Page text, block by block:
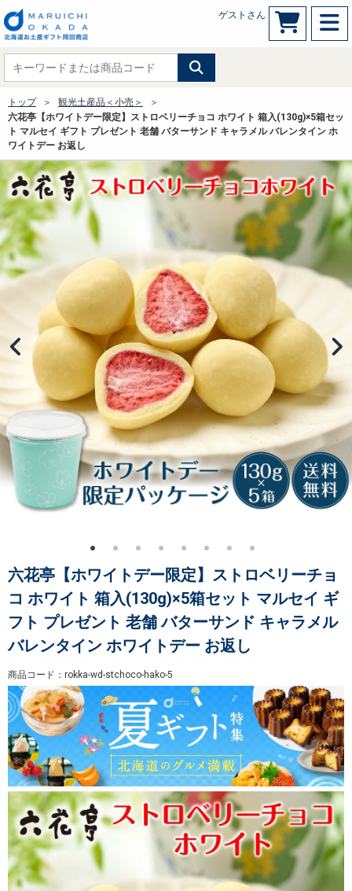
ゲストさん
トップ
観光土産品＜小売＞
六花亭【ホワイトデー限定】ストロベリーチョコ ホワイト 箱入(130g)×5箱セッ
ト マルセイ ギフト プレゼント 老舗 バターサンド キャラメル バレンタイン ホ
ワイトデー お返し
六花亭【ホワイトデー限定】ストロベリーチョ
コ ホワイト 箱入(130g)×5箱セット マルセイ ギ
フト プレゼント 老舗 バターサンド キャラメル
バレンタイン ホワイトデー お返し
商品コード：rokka-wd-stchoco-hako-5